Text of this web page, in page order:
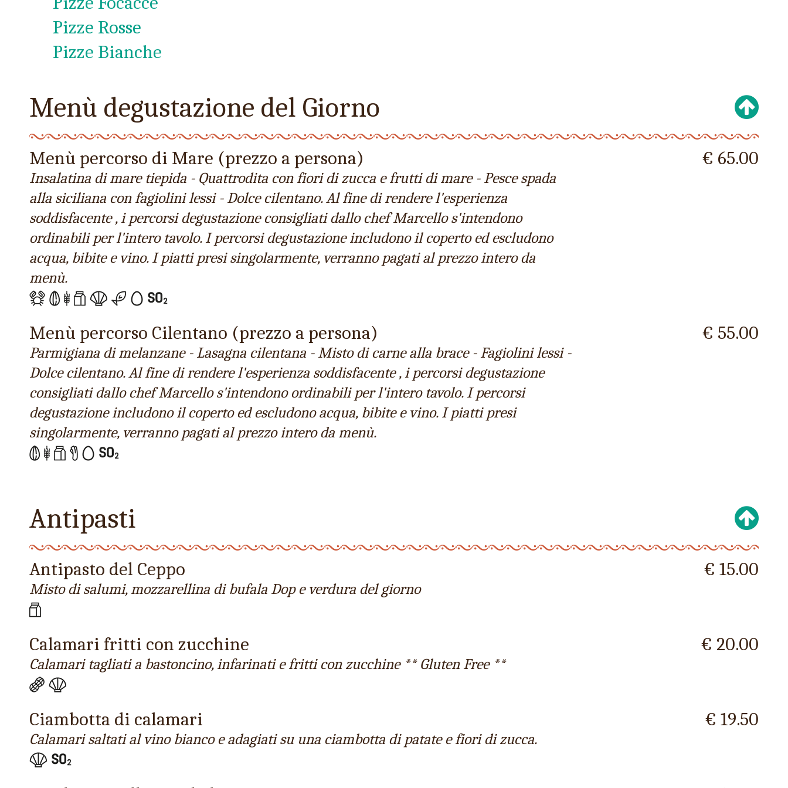
Pizze Rosse
Pizze Bianche
Menù degustazione del Giorno
Menù percorso di Mare (prezzo a persona)
Insalatina di mare tiepida - Quattrodita con fiori di zucca e frutti di mare - Pesce spada
alla siciliana con fagiolini lessi - Dolce cilentano. Al fine di rendere l'esperienza
soddisfacente , i percorsi degustazione consigliati dallo chef Marcello s'intendono
ordinabili per l'intero tavolo. I percorsi degustazione includono il coperto ed escludono
acqua, bibite e vino. I piatti presi singolarmente, verranno pagati al prezzo intero da
menù.
€ 65.00
Menù percorso Cilentano (prezzo a persona)
Parmigiana di melanzane - Lasagna cilentana - Misto di carne alla brace - Fagiolini lessi -
Dolce cilentano. Al fine di rendere l'esperienza soddisfacente , i percorsi degustazione
consigliati dallo chef Marcello s'intendono ordinabili per l'intero tavolo. I percorsi
degustazione includono il coperto ed escludono acqua, bibite e vino. I piatti presi
singolarmente, verranno pagati al prezzo intero da menù.
€ 55.00
Antipasti
Antipasto del Ceppo
Misto di salumi, mozzarellina di bufala Dop e verdura del giorno
€ 15.00
Calamari fritti con zucchine
Calamari tagliati a bastoncino, infarinati e fritti con zucchine ** Gluten Free **
€ 20.00
Ciambotta di calamari
Calamari saltati al vino bianco e adagiati su una ciambotta di patate e fiori di zucca.
€ 19.50